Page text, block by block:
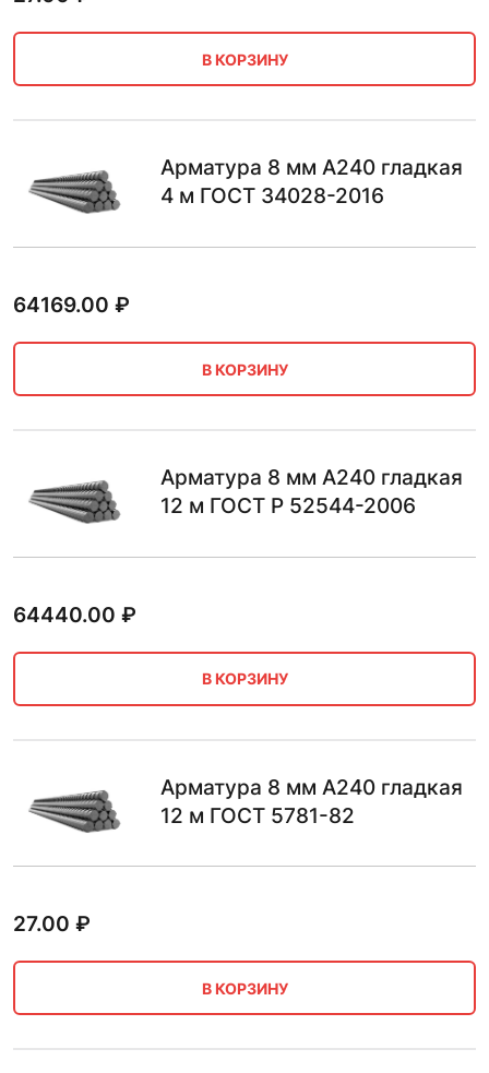
В КОРЗИНУ
Арматура 8 мм А240 гладкая
4 м ГОСТ 34028-2016
64169.00 ₽
В КОРЗИНУ
Арматура 8 мм А240 гладкая
12 м ГОСТ Р 52544-2006
64440.00 ₽
В КОРЗИНУ
Арматура 8 мм А240 гладкая
12 м ГОСТ 5781-82
27.00 ₽
В КОРЗИНУ